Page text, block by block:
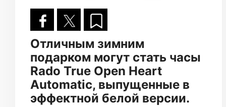
Отличным зимним
подарком могут стать часы
Rado True Open Heart
Automatic, выпущенные в
эффектной белой версии.